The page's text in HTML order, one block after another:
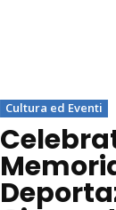
Cultura ed Eventi